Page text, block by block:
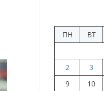
ПН
ВТ
2
3
9
10